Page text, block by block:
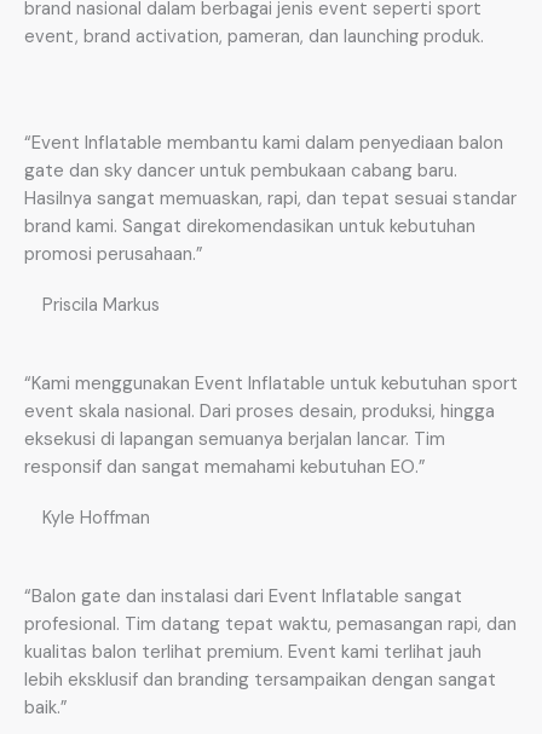
brand nasional dalam berbagai jenis event seperti sport
event, brand activation, pameran, dan launching produk.
“Event Inflatable membantu kami dalam penyediaan balon
gate dan sky dancer untuk pembukaan cabang baru.
Hasilnya sangat memuaskan, rapi, dan tepat sesuai standar
brand kami. Sangat direkomendasikan untuk kebutuhan
promosi perusahaan.”
Priscila Markus
“Kami menggunakan Event Inflatable untuk kebutuhan sport
event skala nasional. Dari proses desain, produksi, hingga
eksekusi di lapangan semuanya berjalan lancar. Tim
responsif dan sangat memahami kebutuhan EO.”
Kyle Hoffman
“Balon gate dan instalasi dari Event Inflatable sangat
profesional. Tim datang tepat waktu, pemasangan rapi, dan
kualitas balon terlihat premium. Event kami terlihat jauh
lebih eksklusif dan branding tersampaikan dengan sangat
baik.”